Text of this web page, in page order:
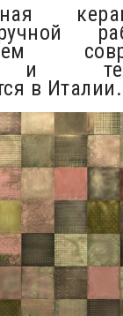
и
в Италии.